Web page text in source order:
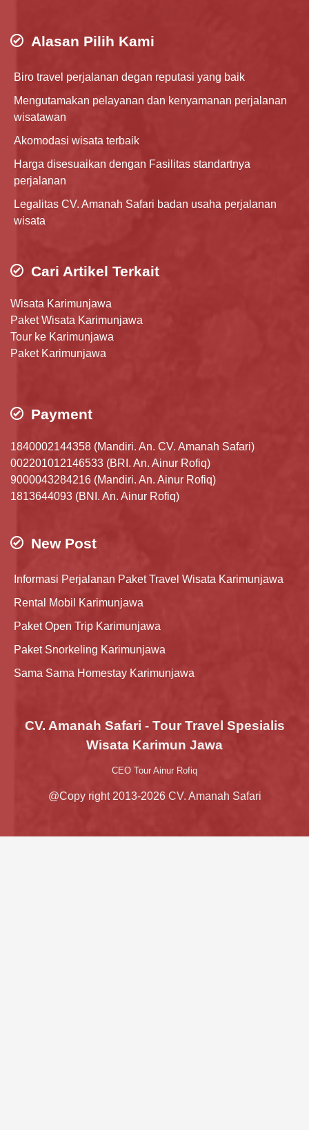
Alasan Pilih Kami
Biro travel perjalanan degan reputasi yang baik
Mengutamakan pelayanan dan kenyamanan perjalanan
wisatawan
Akomodasi wisata terbaik
Harga disesuaikan dengan Fasilitas standartnya
perjalanan
Legalitas CV. Amanah Safari badan usaha perjalanan
wisata
Cari Artikel Terkait
Wisata Karimunjawa
Paket Wisata Karimunjawa
Tour ke Karimunjawa
Paket Karimunjawa
Payment
1840002144358 (Mandiri. An. CV. Amanah Safari)
002201012146533 (BRI. An. Ainur Rofiq)
9000043284216 (Mandiri. An. Ainur Rofiq)
1813644093 (BNI. An. Ainur Rofiq)
New Post
Informasi Perjalanan Paket Travel Wisata Karimunjawa
Rental Mobil Karimunjawa
Paket Open Trip Karimunjawa
Paket Snorkeling Karimunjawa
Sama Sama Homestay Karimunjawa
CV. Amanah Safari - Tour Travel Spesialis
Wisata Karimun Jawa
CEO Tour Ainur Rofiq
@Copy right 2013-2026 CV. Amanah Safari